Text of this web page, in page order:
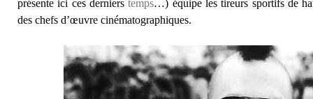
présente ici ces dernierstemps…) équipe les tireurs sportifs de
des chefs d’œuvre cinématographiques.